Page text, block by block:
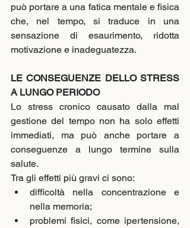
può portare a una fatica mentale e fisica
che, nel tempo, si traduce in una
sensazione di esaurimento, ridotta
motivazione e inadeguatezza.
LE CONSEGUENZE DELLO STRESS
A LUNGO PERIODO
Lo stress cronico causato dalla mal
gestione del tempo non ha solo effetti
immediati, ma può anche portare a
conseguenze a lungo termine sulla
salute.
Tra gli effetti più gravi ci sono:
difficoltà nella concentrazione e
nella memoria;
problemi fisici, come ipertensione,